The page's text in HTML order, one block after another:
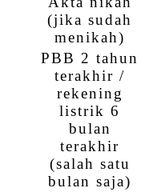
(jika sudah
menikah)
PBB 2 tahun
terakhir /
rekening
listrik 6
bulan
terakhir
(salah satu
bulan saja)